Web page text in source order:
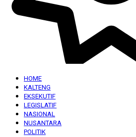
HOME
KALTENG
EKSEKUTIF
LEGISLATIF
NASIONAL
NUSANTARA
POLITIK